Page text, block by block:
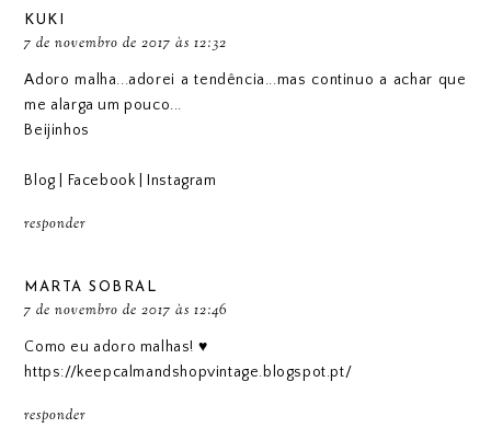
KUKI
7 de novembro de 2017 às 12:32
Adoro malha...adorei a tendência...mas continuo a achar que
me alarga um pouco...
Beijinhos
Blog Facebook |Instagram
responder
MARTA SOBRAL
7 de novembro de 2017 às 12:46
Como eu adoro malhas! ♥
https://keepcalmandshopvintage.blogspot.pt/
responder